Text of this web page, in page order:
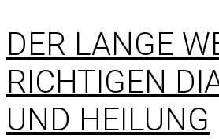
DER LANGE
RICHTIGEN
UND HEILUNG